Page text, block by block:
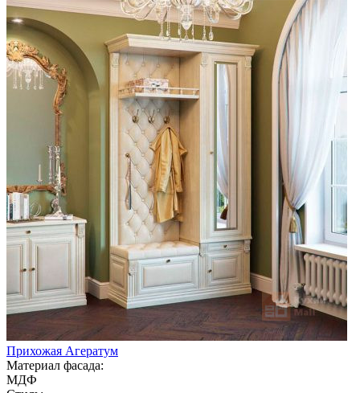
Прихожая Агератум
Материал фасада:
МДФ